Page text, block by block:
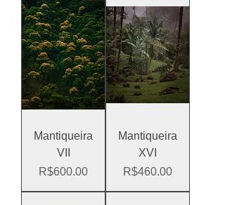
Mantiqueira
VII
Price
R$600.00
Mantiqueira
XVI
Price
R$460.00